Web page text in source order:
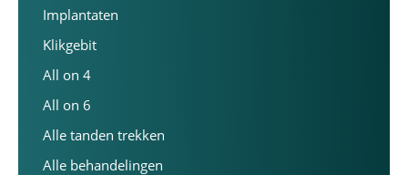
Implantaten
Klikgebit
All on 4
All on 6
Alle tanden trekken
Alle behandelingen